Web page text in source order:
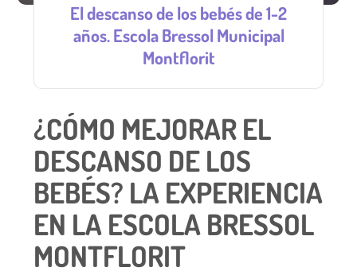
El descanso de los bebés de 1-2
años. Escola Bressol Municipal
Montflorit
¿CÓMO MEJORAR EL
DESCANSO DE LOS
BEBÉS? LA EXPERIENCIA
EN LA ESCOLA BRESSOL
MONTFLORIT